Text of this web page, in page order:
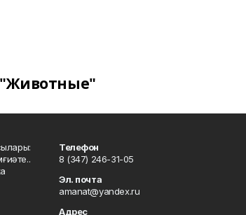
"Животные"
Телефон
8 (347) 246-31-05
Эл. почта
amanat@yandex.ru
Адрес